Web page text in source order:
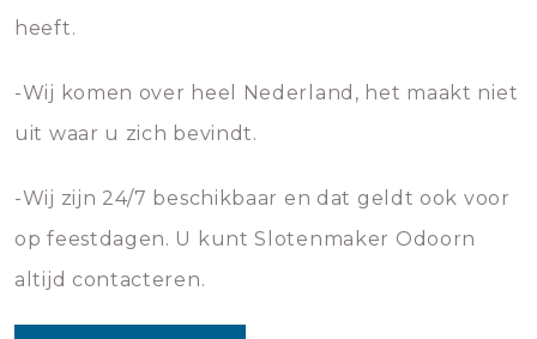
heeft.
-Wij komen over heel Nederland, het maakt niet
uit waar u zich bevindt.
-Wij zijn 24/7 beschikbaar en dat geldt ook voor
op feestdagen. U kunt Slotenmaker Odoorn
altijd contacteren.